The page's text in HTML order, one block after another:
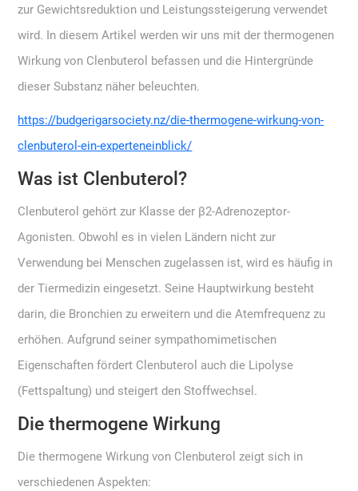
zur Gewichtsreduktion und Leistungssteigerung verwendet
wird. In diesem Artikel werden wir uns mit der thermogenen
Wirkung von Clenbuterol befassen und die Hintergründe
dieser Substanz näher beleuchten.
https://budgerigarsociety.nz/die-thermogene-wirkung-von-
clenbuterol-ein-experteneinblick/
Was ist Clenbuterol?
Clenbuterol gehört zur Klasse der β2-Adrenozeptor-
Agonisten. Obwohl es in vielen Ländern nicht zur
Verwendung bei Menschen zugelassen ist, wird es häufig in
der Tiermedizin eingesetzt. Seine Hauptwirkung besteht
darin, die Bronchien zu erweitern und die Atemfrequenz zu
erhöhen. Aufgrund seiner sympathomimetischen
Eigenschaften fördert Clenbuterol auch die Lipolyse
(Fettspaltung) und steigert den Stoffwechsel.
Die thermogene Wirkung
Die thermogene Wirkung von Clenbuterol zeigt sich in
verschiedenen Aspekten: